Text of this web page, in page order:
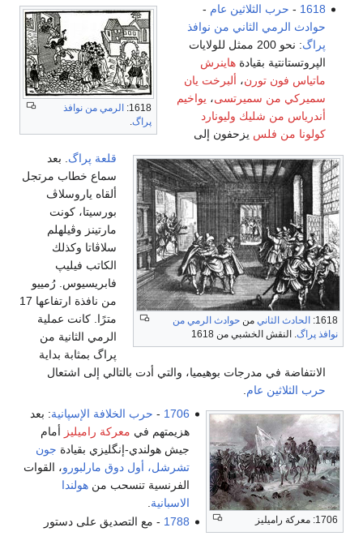
1618: الرمي من نوافذ
پراگ
1618: الحادث الثاني من حوادث الرمي من
نوافذ پراگ. النقش الخشبي من 1618
1618
- حرب الثلاثين عام -
حوادث الرمي الثاني من نوافذ
پراگ
: نحو 200 ممثل للولايات
الپروتستانتية بقيادةهاينرش
ماتياس فون تورن، ألبرخت يان
سميركي من سميرتسى، يواخيم
أندرياس من شليك وليونارد
كولونا من فلس يزحفون إلى
قلعة پراگ . بعد
سماع خطاب مرتجل
ألقاه ياروسلاڤ
بورسيتا، كونت
مارتينز وڤيلهلم
سلاڤاتا وكذلك
الكاتب فيليپ
فابريسيوس. رُمييو
من نافذة ارتفاعها 17
مترًا. كانت عملية
الرمي الثانية من
پراگ بمثابة بداية
الانتفاضة في مدرجات بوهيميا، والتي أدت بالتالي إلى اشتعال
حرب الثلاثين عام
1706: معركة راميليز
1706
- حرب الخلافة الإسپانية: بعد
هزيمتهم في معركة راميليز أمام
جيش هولندي-إنگليزي بقيادة جون
تشرشل، أول دوق مارلبورو، القوات
الفرنسية تنسحب من هولندا
الاسبانية
1788 - مع التصديق على دستور